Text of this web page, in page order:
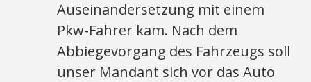
Auseinandersetzung mit einem
Pkw-Fahrer kam. Nach dem
Abbiegevorgang des Fahrzeugs soll
unser Mandant sich vor das Auto